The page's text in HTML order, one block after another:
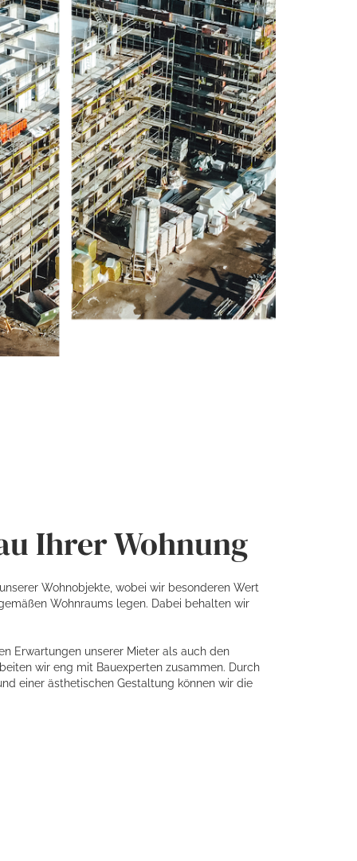
Ihrer Wohnung
Wohnobjekte, wobei wir besonderen Wert
Wohnraums legen. Dabei behalten wir
Erwartungen unserer Mieter als auch den
wir eng mit Bauexperten zusammen. Durch
einer ästhetischen Gestaltung können wir die